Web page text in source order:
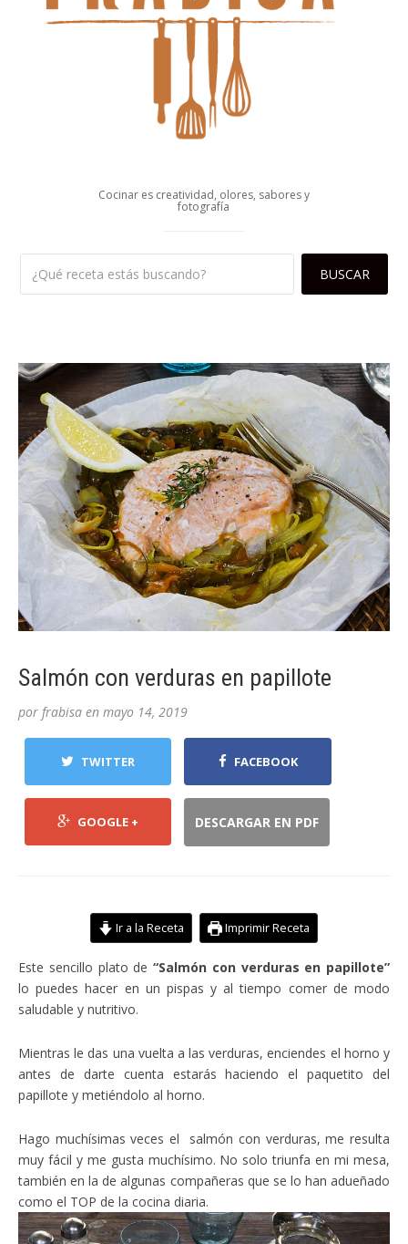
Cocinar es creatividad, olores, sabores y
fotografía
Salmón con verduras en papillote
por frabisa en mayo 14, 2019
TWITTER FACEBOOK
GOOGLE + DESCARGAR EN PDF
Ir a la Receta Imprimir Receta
Este sencillo plato de “Salmón con verduras en papillote”
lo puedes hacer en un pispas y al tiempo comer de modo
saludable y nutritivo.
Mientras le das una vuelta a las verduras, enciendes el horno y
antes de darte cuenta estarás haciendo el paquetito del
papillote y metiéndolo al horno.
Hago muchísimas veces el salmón con verduras, me resulta
muy fácil y me gusta muchísimo. No solo triunfa en mi mesa,
también en la de algunas compañeras que se lo han adueñado
como el TOP de la cocina diaria.